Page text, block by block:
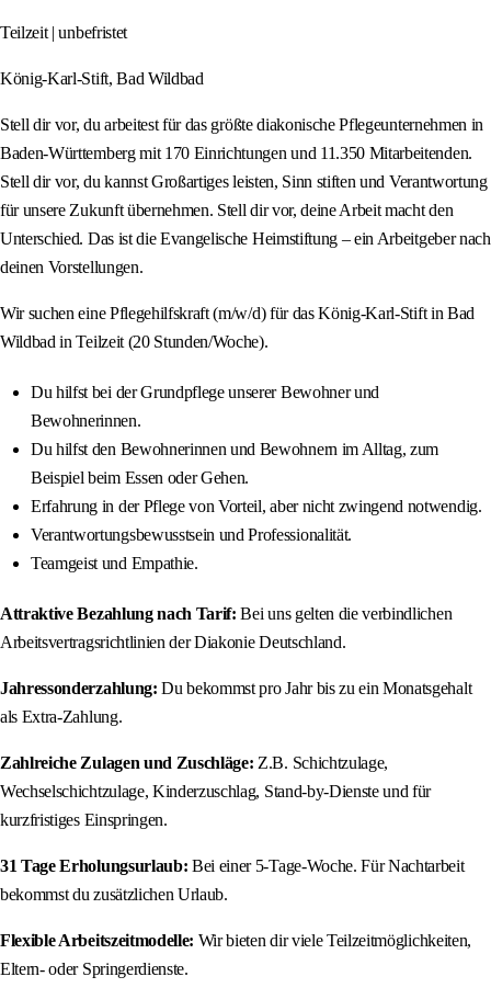
Teilzeit | unbefristet
König-Karl-Stift, Bad Wildbad
Stell dir vor, du arbeitest für das größte diakonische Pflegeunternehmen in
Baden-Württemberg mit 170 Einrichtungen und 11.350 Mitarbeitenden.
Stell dir vor, du kannst Großartiges leisten, Sinn stiften und Verantwortung
für unsere Zukunft übernehmen. Stell dir vor, deine Arbeit macht den
Unterschied. Das ist die Evangelische Heimstiftung – ein Arbeitgeber nach
deinen Vorstellungen.
Wir suchen eine Pflegehilfskraft (m/w/d) für das König-Karl-Stift in Bad
Wildbad in Teilzeit (20 Stunden/Woche).
Du hilfst bei der Grundpflege unserer Bewohner und
Bewohnerinnen.
Du hilfst den Bewohnerinnen und Bewohnern im Alltag, zum
Beispiel beim Essen oder Gehen.
Erfahrung in der Pflege von Vorteil, aber nicht zwingend notwendig.
Verantwortungsbewusstsein und Professionalität.
Teamgeist und Empathie.
Attraktive Bezahlung nach Tarif: Bei uns gelten die verbindlichen
Arbeitsvertragsrichtlinien der Diakonie Deutschland.
Jahressonderzahlung: Du bekommst pro Jahr bis zu ein Monatsgehalt
als Extra-Zahlung.
Zahlreiche Zulagen und Zuschläge: Z.B. Schichtzulage,
Wechselschichtzulage, Kinderzuschlag, Stand-by-Dienste und für
kurzfristiges Einspringen.
31 Tage Erholungsurlaub: Bei einer 5-Tage-Woche. Für Nachtarbeit
bekommst du zusätzlichen Urlaub.
Flexible Arbeitszeitmodelle: Wir bieten dir viele Teilzeitmöglichkeiten,
Eltern- oder Springerdienste.